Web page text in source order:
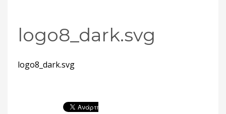
logo8_dark.svg
logo8_dark.svg